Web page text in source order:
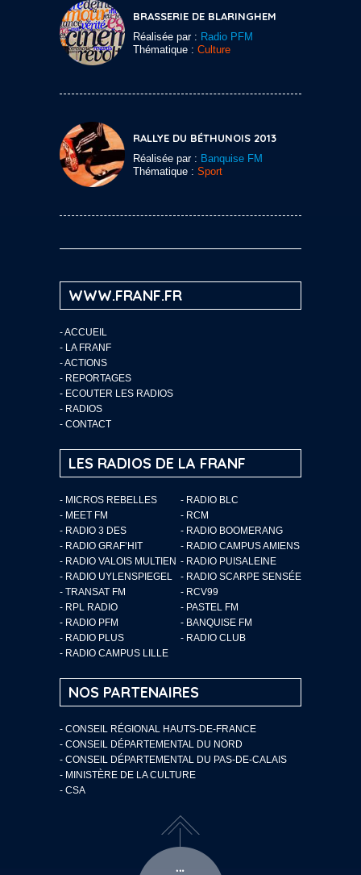
BRASSERIE DE BLARINGHEM
Réalisée par : Radio PFM
Thématique : Culture
RALLYE DU BÉTHUNOIS 2013
Réalisée par : Banquise FM
Thématique : Sport
WWW.FRANF.FR
-ACCUEIL
- LA FRANF
-ACTIONS
- REPORTAGES
- ECOUTER LES RADIOS
- RADIOS
- CONTACT
LES RADIOS DE LA FRANF
- MICROS REBELLES
- RADIO BLC
- MEET FM
- RCM
- RADIO 3 DES
- RADIO BOOMERANG
- RADIO GRAF’HIT
- RADIO CAMPUS AMIENS
- RADIO VALOIS MULTIEN - RADIO PUISALEINE
- RADIO UYLENSPIEGEL
- RADIO SCARPE SENSÉE
- TRANSAT FM
- RCV99
- RPL RADIO
- PASTEL FM
- RADIO PFM
- BANQUISE FM
- RADIO PLUS
- RADIO CLUB
- RADIO CAMPUS LILLE
NOS PARTENAIRES
- CONSEIL RÉGIONAL HAUTS-DE-FRANCE
- CONSEIL DÉPARTEMENTAL DU NORD
- CONSEIL DÉPARTEMENTAL DU PAS-DE-CALAIS
- MINISTÈRE DE LA CULTURE
- CSA